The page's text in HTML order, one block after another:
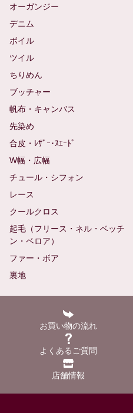
オーガンジー
デニム
ボイル
ツイル
ちりめん
ブッチャー
帆布・キャンバス
先染め
合皮・ﾚｻﾞｰ･ｽｴｰﾄﾞ
W幅・広幅
チュール・シフォン
レース
クールクロス
起毛（フリース・ネル・ベッチ
ン・ベロア）
ファー・ボア
裏地
お買い物の流れ
よくあるご質問
店舗情報